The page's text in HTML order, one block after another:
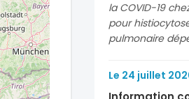
la COVID-19
pour
pulmonaire
Le 24 juillet